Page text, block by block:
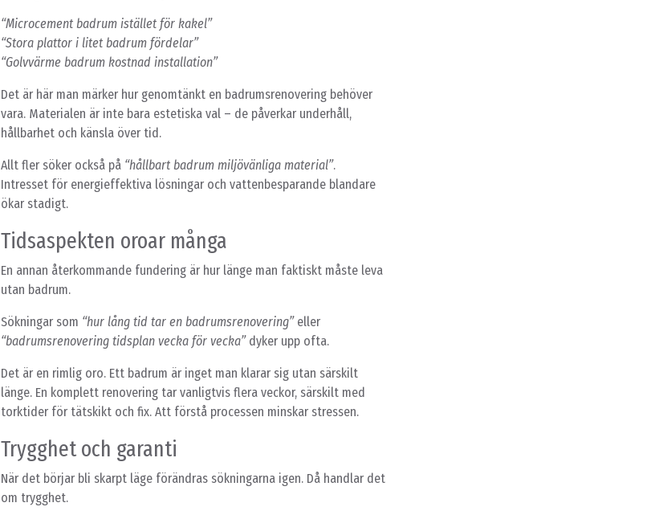
“Microcement badrum istället för kakel”
“Stora plattor i litet badrum fördelar”
“Golvvärme badrum kostnad installation”
Det är här man märker hur genomtänkt en badrumsrenovering behöver
vara. Materialen är inte bara estetiska val – de påverkar underhåll,
hållbarhet och känsla över tid.
Allt fler söker också på “hållbart badrum miljövänliga material”.
Intresset för energieffektiva lösningar och vattenbesparande blandare
ökar stadigt.
Tidsaspekten oroar många
En annan återkommande fundering är hur länge man faktiskt måste leva
utan badrum.
Sökningar som “hur lång tid tar en badrumsrenovering”eller
“badrumsrenovering tidsplan vecka för vecka”dyker upp ofta.
Det är en rimlig oro. Ett badrum är inget man klarar sig utan särskilt
länge. En komplett renovering tar vanligtvis flera veckor, särskilt med
torktider för tätskikt och fix. Att förstå processen minskar stressen.
Trygghet och garanti
När det börjar bli skarpt läge förändras sökningarna igen. Då handlar det
om trygghet.